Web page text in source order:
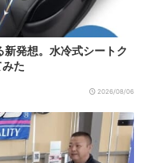
発想。水冷式シートク
た
2026/08/06